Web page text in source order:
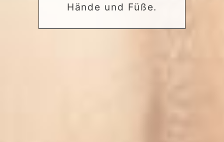
.Hände und Füße